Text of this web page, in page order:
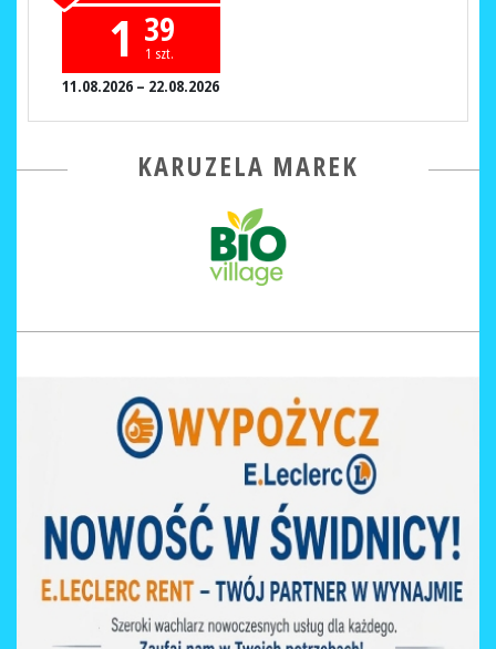
1 39
1 szt.
11.08.2026 – 22.08.2026
KARUZELA MAREK